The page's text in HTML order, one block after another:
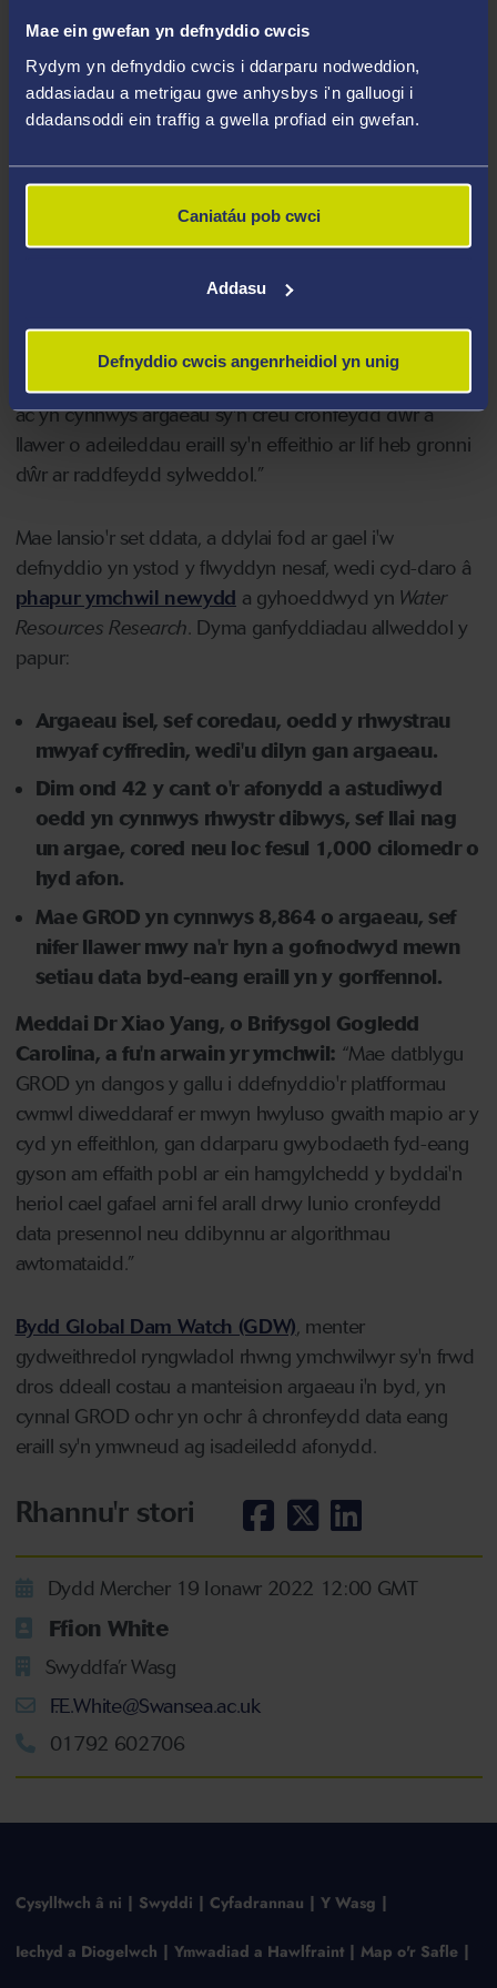
Mae ein gwefan yn defnyddio cwcis
Rydym yn defnyddio cwcis i ddarparu nodweddion,
addasiadau a metrigau gwe anhysbys i'n galluogi i
ddadansoddi ein traffig a gwella profiad ein gwefan.
Caniatáu pob cwci
Addasu
Defnyddio cwcis angenrheidiol yn unig
GROD yn helpu ac yn meithrin astudiaethau
rhyngddisgyblaethol newydd sy'n ein helpu i ddeall yn
well sut mae'r adeileddau hyn yn newid ac yn effeithio
ar hydroleg ac ecoleg ein systemau dyfrol.”
Ariannwyd y gwaith ym Mhrifysgol Gogledd
Arweinydd Gwyddor Hydroleg yr Unol
ddata hon yn wahanol i'r cronfeydd data eraill sy'n
“Mae'n ymwneud yn uniongyrchol ag afonydd pwysig
ac yn cynnwys argaeau sy'n creu cronfeydd dŵr a
llawer o adeileddau eraill sy'n effeithio ar lif heb gronni
dŵr ar raddfeydd sylweddol.”
Mae lansio'r set ddata, a ddylai fod ar gael i'w
defnyddio yn ystod y flwyddyn nesaf, wedi cyd-daro â
phapur ymchwil newydd a gyhoeddwyd yn Water
Resources Research. Dyma ganfyddiadau allweddol y
papur:
Argaeau isel, sef coredau, oedd y rhwystrau
mwyaf cyffredin, wedi'u dilyn gan argaeau.
Dim ond 42 y cant o'r afonydd a astudiwyd
oedd yn cynnwys rhwystr dibwys, sef llai nag
un argae, cored neu loc fesul 1,000 cilomedr o
hyd afon.
Mae GROD yn cynnwys 8,864 o argaeau, sef
nifer llawer mwy na'r hyn a gofnodwyd mewn
setiau data byd-eang eraill yn y gorffennol.
Meddai Dr Xiao Yang, o Brifysgol Gogledd
Carolina, a fu'n arwain yr ymchwil: “Mae datblygu
GROD yn dangos y gallu i ddefnyddio'r platfformau
cwmwl diweddaraf er mwyn hwyluso gwaith mapio ar y
cyd yn effeithlon, gan ddarparu gwybodaeth fyd-eang
gyson am effaith pobl ar ein hamgylchedd y byddai'n
heriol cael gafael arni fel arall drwy lunio cronfeydd
data presennol neu ddibynnu ar algorithmau
awtomataidd.”
Bydd Global Dam Watch (GDW), menter
gydweithredol ryngwladol rhwng ymchwilwyr sy'n frwd
dros ddeall costau a manteision argaeau i'n byd, yn
cynnal GROD ochr yn ochr â chronfeydd data eang
eraill sy'n ymwneud ag isadeiledd afonydd.
Rhannu'r stori
Dydd Mercher 19 Ionawr 2022 12:00 GMT
Ffion White
Swyddfa’r Wasg
F.E.White@Swansea.ac.uk
01792 602706
Cysylltwch â ni Swyddi Cyfadrannau Y Wasg
Iechyd a Diogelwch Ymwadiad a Hawlfraint Map o'r Safle